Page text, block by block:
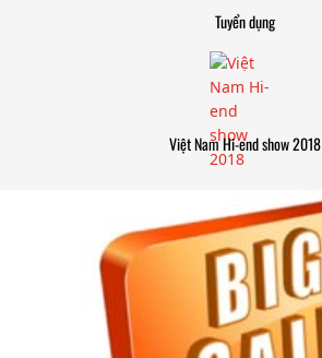
Tuyển dụng
Việt Nam Hi-end show 2018